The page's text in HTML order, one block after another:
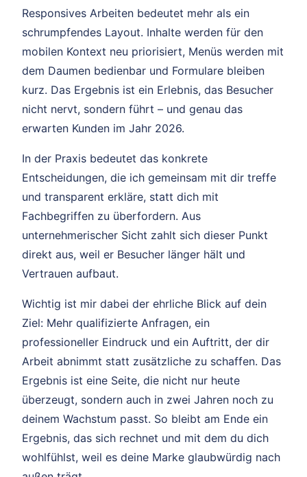
Responsives Arbeiten bedeutet mehr als ein
schrumpfendes Layout. Inhalte werden für den
mobilen Kontext neu priorisiert, Menüs werden mit
dem Daumen bedienbar und Formulare bleiben
kurz. Das Ergebnis ist ein Erlebnis, das Besucher
nicht nervt, sondern führt – und genau das
erwarten Kunden im Jahr 2026.
In der Praxis bedeutet das konkrete
Entscheidungen, die ich gemeinsam mit dir treffe
und transparent erkläre, statt dich mit
Fachbegriffen zu überfordern. Aus
unternehmerischer Sicht zahlt sich dieser Punkt
direkt aus, weil er Besucher länger hält und
Vertrauen aufbaut.
Wichtig ist mir dabei der ehrliche Blick auf dein
Ziel: Mehr qualifizierte Anfragen, ein
professioneller Eindruck und ein Auftritt, der dir
Arbeit abnimmt statt zusätzliche zu schaffen. Das
Ergebnis ist eine Seite, die nicht nur heute
überzeugt, sondern auch in zwei Jahren noch zu
deinem Wachstum passt. So bleibt am Ende ein
Ergebnis, das sich rechnet und mit dem du dich
wohlfühlst, weil es deine Marke glaubwürdig nach